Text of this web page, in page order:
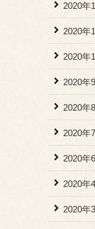
2020年
2020年
2020年
2020年
2020年
2020年
2020年
2020年
2020年